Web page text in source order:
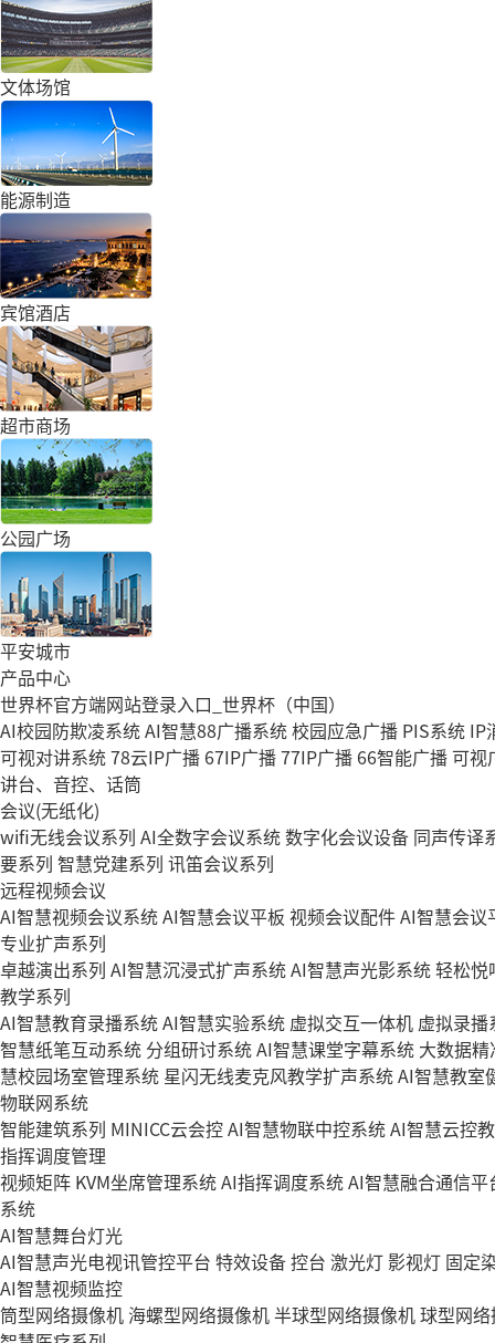
文体场馆
能源制造
宾馆酒店
超市商场
公园广场
平安城市
产品中心
世界杯官方端网站登录入口_世界杯（中国）
AI校园防欺凌系统AI智慧88广播系统校园应急广播 PIS系统 IP
可视对讲系统78云IP广播 67IP广播77IP广播 66智能广播 可视
讲台、音控、话筒
会议(无纸化)
wifi无线会议系列 AI全数字会议系统数字化会议设备 同声传译
要系列 智慧党建系列 讯笛会议系列
远程视频会议
AI智慧视频会议系统AI智慧会议平板 视频会议配件AI智慧会
专业扩声系列
卓越演出系列 AI智慧沉浸式扩声系统AI智慧声光影系统轻松悦
教学系列
AI智慧教育录播系统AI智慧实验系统 虚拟交互一体机 虚拟录播
智慧纸笔互动系统 分组研讨系统AI智慧课堂字幕系统 大数据
慧校园场室管理系统 星闪无线麦克风教学扩声系统AI智慧教室
物联网系统
智能建筑系列 MINICC云会控AI智慧物联中控系统AI智慧云控
指挥调度管理
视频矩阵 KVM坐席管理系统AI指挥调度系统AI智慧融合通信平
系统
AI智慧舞台灯光
AI智慧声光电视讯管控平台 特效设备控台 激光灯 影视灯 固定
AI智慧视频监控
筒型网络摄像机 海螺型网络摄像机半球型网络摄像机球型网